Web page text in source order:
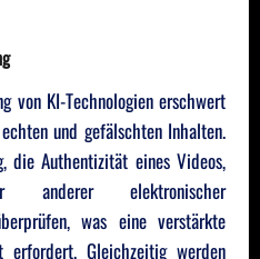
von KI-Technologien erschwert
und gefälschten Inhalten.
die Authentizität eines Videos,
anderer elektronischer
was eine verstärkte
erfordert. Gleichzeitig werden